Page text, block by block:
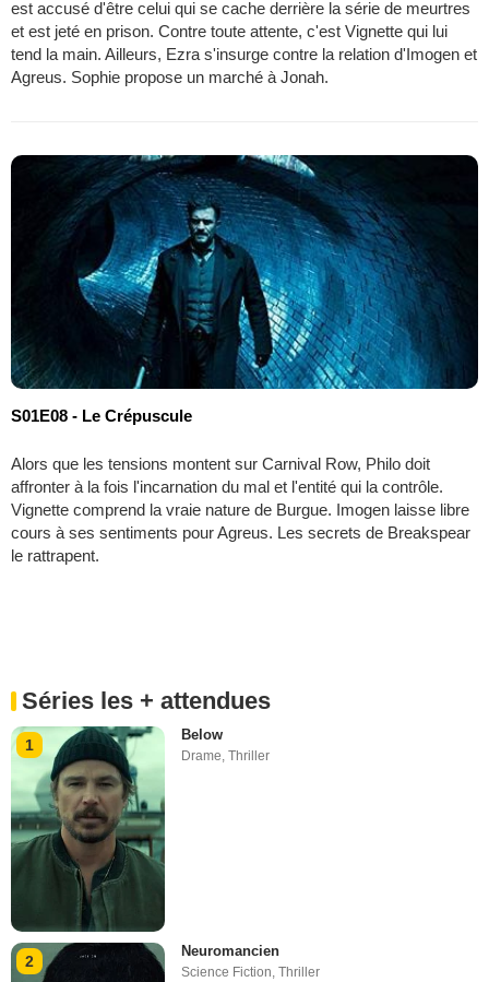
est accusé d'être celui qui se cache derrière la série de meurtres
et est jeté en prison. Contre toute attente, c'est Vignette qui lui
tend la main. Ailleurs, Ezra s'insurge contre la relation d'Imogen et
Agreus. Sophie propose un marché à Jonah.
S01E08 - Le Crépuscule
Alors que les tensions montent sur Carnival Row, Philo doit
affronter à la fois l'incarnation du mal et l'entité qui la contrôle.
Vignette comprend la vraie nature de Burgue. Imogen laisse libre
cours à ses sentiments pour Agreus. Les secrets de Breakspear
le rattrapent.
Séries les + attendues
1
Below
Drame ,Thriller
2
Neuromancien
Science Fiction,Thriller